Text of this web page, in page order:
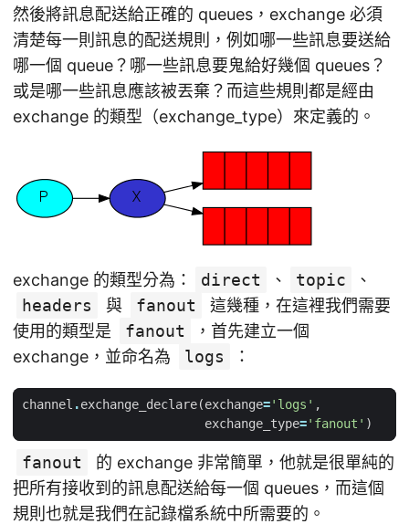
然後將訊息配送給正確的 queues，exchange 必須
清楚每一則訊息的配送規則，例如哪一些訊息要送給
哪一個 queue？哪一些訊息要鬼給好幾個 queues？
或是哪一些訊息應該被丟棄？而這些規則都是經由
exchange 的類型（exchange_type）來定義的。
exchange 的類型分為： direct 、 topic
、
headers
與 fanout
這幾種，在這裡我們需要
使用的類型是
fanout
，首先建立一個
exchange，並命名為
logs ：
channel .exchange_declare(exchange='logs' ,
exchange_type='fanout' )
fanout
的 exchange 非常簡單，他就是很單純的
把所有接收到的訊息配送給每一個 queues，而這個
規則也就是我們在記錄檔系統中所需要的。